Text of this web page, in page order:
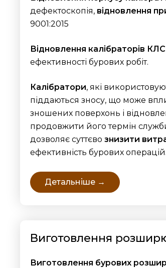
дефектоскопія, відновлення
9001:2015
Відновлення калібраторів КЛС
ефективності бурових робіт.
Калібратори, які
піддаються зносу, що може
зношених поверхонь і
продовжити його термін
дозволяє суттєво знизити
ефективність бурових операцій.
Детальніше →
Виготовлення
Виготовлення бурових